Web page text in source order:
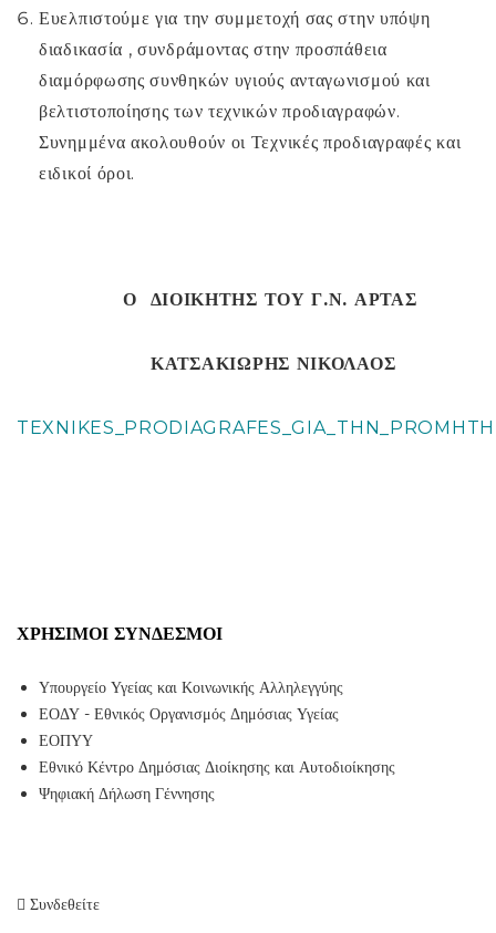
Ευελπιστούμε για την συμμετοχή σας στην υπόψη
διαδικασία , συνδράμοντας στην προσπάθεια
διαμόρφωσης συνθηκών υγιούς ανταγωνισμού και
βελτιστοποίησης των τεχνικών προδιαγραφών.
Συνημμένα ακολουθούν οι Τεχνικές προδιαγραφές και
ειδικοί όροι.
Ο ΔΙΟΙΚΗΤΗΣ ΤΟΥ Γ.Ν. ΑΡΤΑΣ
ΚΑΤΣΑΚΙΩΡΗΣ ΝΙΚΟΛΑΟΣ
ΧΡΉΣΙΜΟΙ ΣΎΝΔΕΣΜΟΙ
Υπουργείο Υγείας και Κοινωνικής Αλληλεγγύης
ΕΟΔΥ - Εθνικός Οργανισμός Δημόσιας Υγείας
ΕΟΠΥΥ
Εθνικό Κέντρο Δημόσιας Διοίκησης και Αυτοδιοίκησης
Ψηφιακή Δήλωση Γέννησης
Συνδεθείτε